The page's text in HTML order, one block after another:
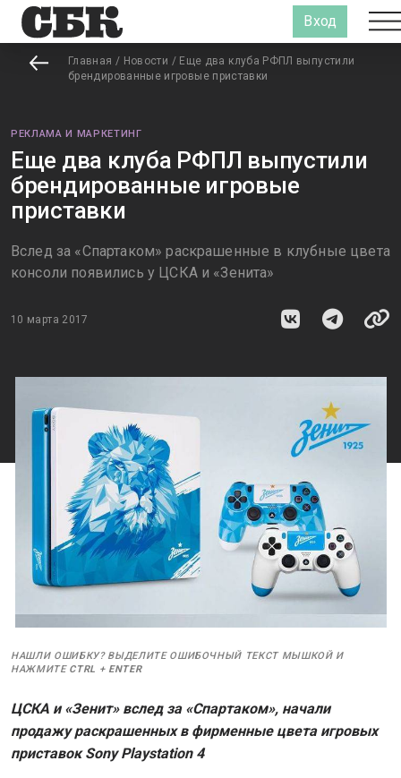
Вход
Главная / Новости / Еще два клуба РФПЛ выпустили
брендированные игровые приставки
РЕКЛАМА И МАРКЕТИНГ
Еще два клуба РФПЛ выпустили
брендированные игровые
приставки
Вслед за «Спартаком» раскрашенные в клубные цвета
консоли появились у ЦСКА и «Зенита»
10 марта 2017
НАШЛИ ОШИБКУ? ВЫДЕЛИТЕ ОШИБОЧНЫЙ ТЕКСТ МЫШКОЙ И
НАЖМИТЕ CTRL + ENTER
ЦСКА и «Зенит» вслед за «Спартаком», начали
продажу раскрашенных в фирменные цвета игровых
приставок Sony Playstation 4